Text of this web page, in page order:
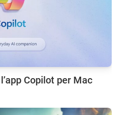
Copilot per Mac